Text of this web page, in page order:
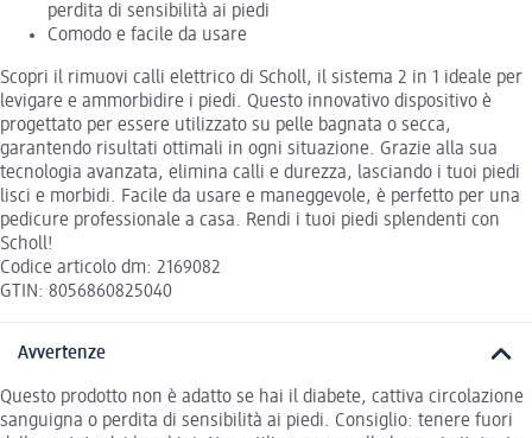
perdita di sensibilità ai piedi
Comodo e facile da usare
Scopri il rimuovi calli elettrico di Scholl, il sistema 2 in 1 ideale per
levigare e ammorbidire i piedi. Questo innovativo dispositivo è
progettato per essere utilizzato su pelle bagnata o secca,
garantendo risultati ottimali in ogni situazione. Grazie alla sua
tecnologia avanzata, elimina calli e durezza, lasciando i tuoi piedi
lisci e morbidi. Facile da usare e maneggevole, è perfetto per una
pedicure professionale a casa. Rendi i tuoi piedi splendenti con
Scholl!
Codice articolo dm: 2169082
GTIN: 8056860825040
Avvertenze
Questo prodotto non è adatto se hai il diabete, cattiva circolazione
sanguigna o perdita di sensibilità ai piedi. Consiglio: tenere fuori